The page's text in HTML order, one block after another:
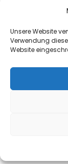
Unsere Website
Verwendung
Website